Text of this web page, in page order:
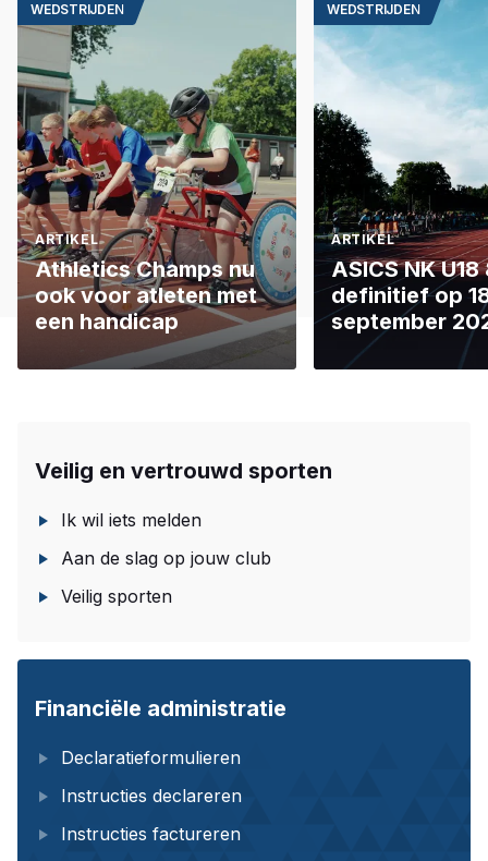
WEDSTRIJDEN
ARTIKEL
Athletics Champs nu
ook voor atleten met
een handicap
WEDSTRIJDEN
ARTIKEL
ASICS NK U18
definitief op
september
Veilig en vertrouwd sporten
Ik wil iets melden
Aan de slag op jouw club
Veilig sporten
Financiële administratie
Declaratieformulieren
Instructies declareren
Instructies factureren